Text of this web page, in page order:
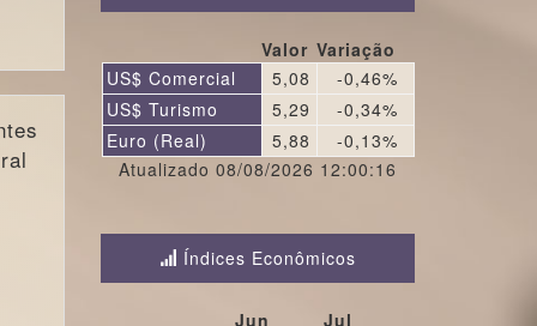
Valor Variação
Atualizado 08/08/2026 12:00:16
US$ Comercial 5,08
-0,46%
US$ Turismo
5,29
-0,34%
Euro (Real)
5,88 -0,13%
Índices Econômicos
Jun
Jul